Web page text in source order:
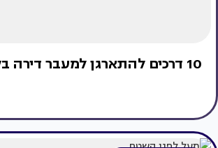
10 דרכים להתארגן למעבר דירה בקיץ